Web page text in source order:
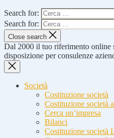
Search for:
Search for:
Close search
Dal 2000 il tuo riferimento online
disposizione per consulenze
Società
Costituzione società
Costituzione società
Cerca un’impresa
Bilanci
Costituzione società